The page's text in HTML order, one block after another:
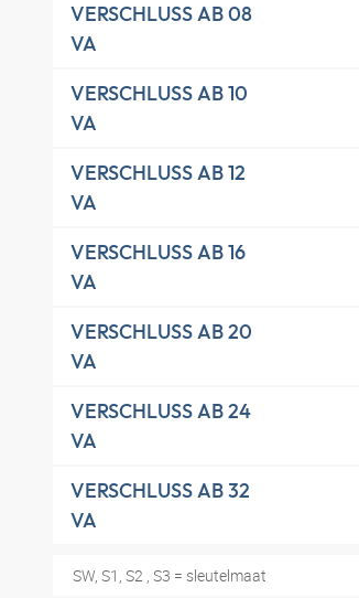
VERSCHLUSS AB 08
VA
VERSCHLUSS AB 10
VA
VERSCHLUSS AB 12
VA
VERSCHLUSS AB 16
VA
VERSCHLUSS AB 20
VA
VERSCHLUSS AB 24
VA
VERSCHLUSS AB 32
VA
SW, S1, S2 , S3 = sleutelmaat